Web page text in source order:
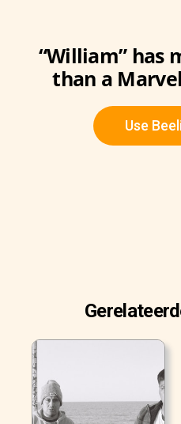
“William” has
than a
Use